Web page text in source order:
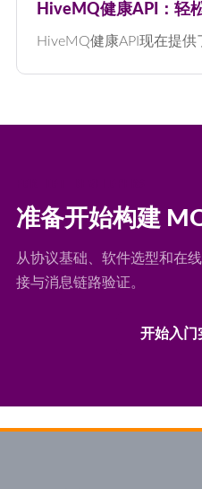
HiveMQ健康API：轻
HiveMQ健康API现在提
准备开始构建
从协议基础、软件选型和在
接与消息链路验证。
开始入门